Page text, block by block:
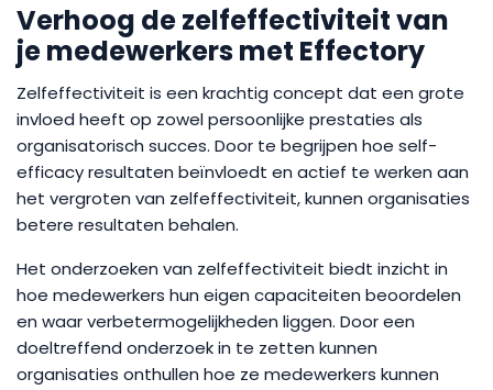
Verhoog de zelfeffectiviteit van
je medewerkers met Effectory
Zelfeffectiviteit is een krachtig concept dat een grote
invloed heeft op zowel persoonlijke prestaties als
organisatorisch succes. Door te begrijpen hoe self-
efficacy resultaten beïnvloedt en actief te werken aan
het vergroten van zelfeffectiviteit, kunnen organisaties
betere resultaten behalen.
Het onderzoeken van zelfeffectiviteit biedt inzicht in
hoe medewerkers hun eigen capaciteiten beoordelen
en waar verbetermogelijkheden liggen. Door een
doeltreffend onderzoek in te zetten kunnen
organisaties onthullen hoe ze medewerkers kunnen